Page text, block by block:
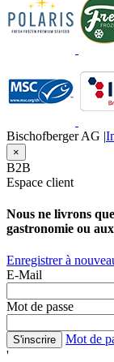
Bischofberger AG |
×
B2B
Espace client
Nous ne livrons
gastronomie ou
Enregistrer à
E-Mail
Mot de passe
S'inscrire
Mot de
'